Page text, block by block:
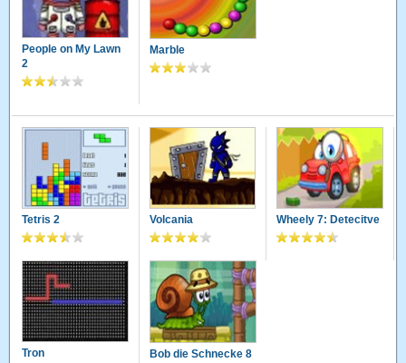
People on My Lawn
2
Marble
Tetris 2 Volcania Wheely 7: Detecitve
Tron Bob die Schnecke 8